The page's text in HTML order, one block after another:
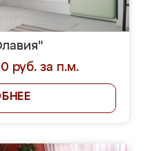
руб. за п.м.